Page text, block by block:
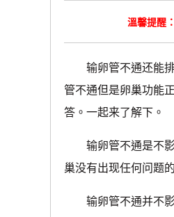
溫馨提醒
输卵管不通还能排
管不通但是卵巢功能
答。一起来了解下。
输卵管不通是不影
巢没有出现任何问题
输卵管不通并不影